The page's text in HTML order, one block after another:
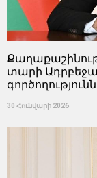
տարի
30 Հունվարի 2026